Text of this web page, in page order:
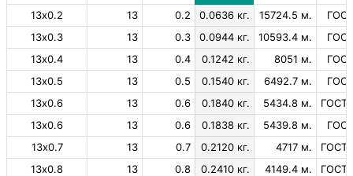
13х0.2 13 0.2 0.0636 кг. 15724.5 м.
13х0.3
13 0.3 0.0944 кг. 10593.4 м.
13х0.4
13 0.4 0.1242 кг. 8051 м.
13х0.5
13 0.5 0.1540 кг. 6492.7 м.
13х0.6
13 0.6 0.1840 кг. 5434.8 м.
ГОСТ
13х0.6
13 0.6 0.1838 кг. 5439.8 м.
13х0.7
13 0.7 0.2120 кг. 4717 м.
ГОСТ
13х0.8
13 0.8 0.2410 кг. 4149.4 м.
ГОСТ